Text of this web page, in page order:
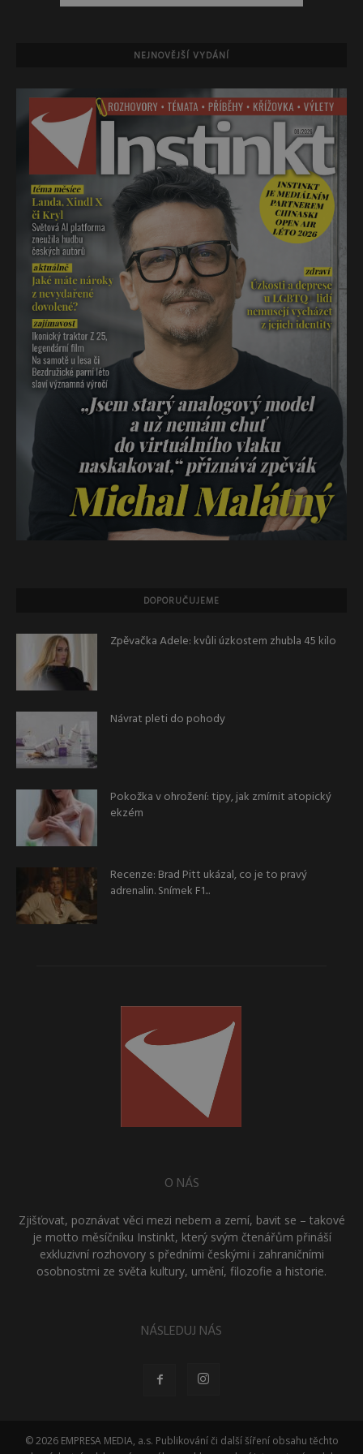
NEJNOVĚJŠÍ VYDÁNÍ
DOPORUČUJEME
Zpěvačka Adele: kvůli úzkostem zhubla 45 kilo
Návrat pleti do pohody
Pokožka v ohrožení: tipy, jak zmírnit atopický
ekzém
Recenze: Brad Pitt ukázal, co je to pravý
adrenalin. Snímek F1...
O NÁS
Zjišťovat, poznávat věci mezi nebem a zemí, bavit se – takové
je motto měsíčníku Instinkt, který svým čtenářům přináší
exkluzivní rozhovory s předními českými i zahraničními
osobnostmi ze světa kultury, umění, filozofie a historie.
NÁSLEDUJ NÁS
© 2026 EMPRESA MEDIA, a.s. Publikování či další šíření obsahu těchto